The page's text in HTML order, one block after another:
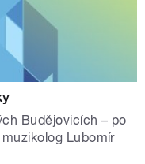
Budějovicích – po
Lubomír